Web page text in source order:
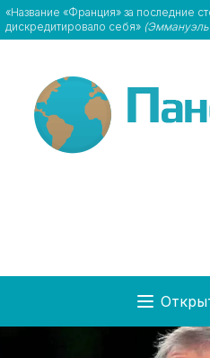
«Название «Франция» за последние
дискредитировало себя»